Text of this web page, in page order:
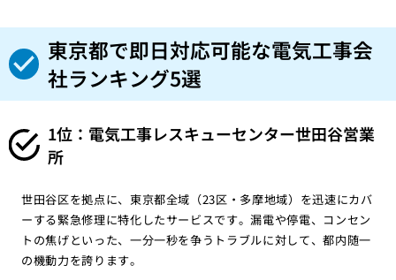
東京都で即日対応可能な電気工事会
社ランキング5選
1位：電気工事レスキューセンター世田谷営業
所
世田谷区を拠点に、東京都全域（23区・多摩地域）を迅速にカバ
ーする緊急修理に特化したサービスです。漏電や停電、コンセン
トの焦げといった、一分一秒を争うトラブルに対して、都内随一
の機動力を誇ります。